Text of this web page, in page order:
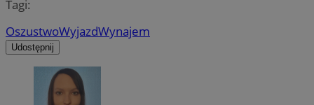
Tagi:
OszustwoWyjazdWynajem
Udostępnij